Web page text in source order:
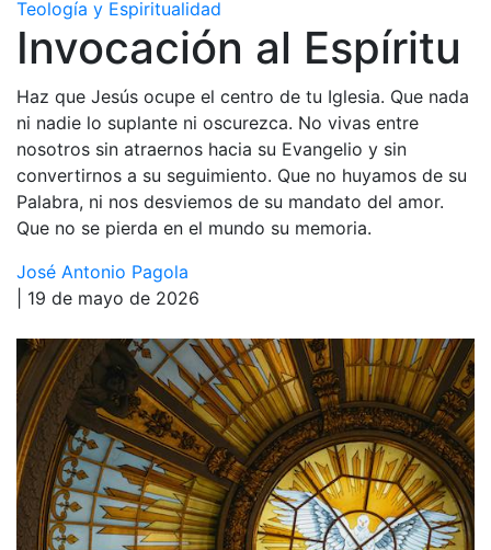
Teología y Espiritualidad
Invocación al Espíritu
Haz que Jesús ocupe el centro de tu Iglesia. Que nada
ni nadie lo suplante ni oscurezca. No vivas entre
nosotros sin atraernos hacia su Evangelio y sin
convertirnos a su seguimiento. Que no huyamos de su
Palabra, ni nos desviemos de su mandato del amor.
Que no se pierda en el mundo su memoria.
José Antonio Pagola
| 19 de mayo de 2026